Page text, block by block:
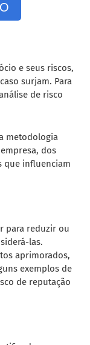
e seus riscos,
surjam. Para
de risco
metodologia
dos
que influenciam
para reduzir ou
las.
aprimorados,
exemplos de
de reputação